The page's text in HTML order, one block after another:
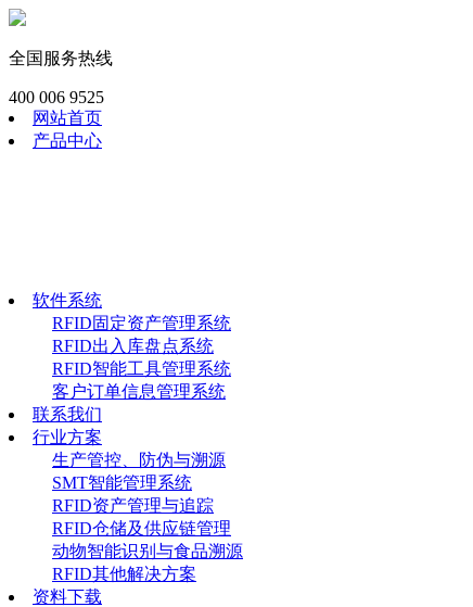
全国服务热线
400 006 9525
网站首页
产品中心
软件系统
RFID固定资产管理系统
RFID出入库盘点系统
RFID智能工具管理系统
客户订单信息管理系统
联系我们
行业方案
生产管控、防伪与溯源
SMT智能管理系统
RFID资产管理与追踪
RFID仓储及供应链管理
动物智能识别与食品溯源
RFID其他解决方案
资料下载